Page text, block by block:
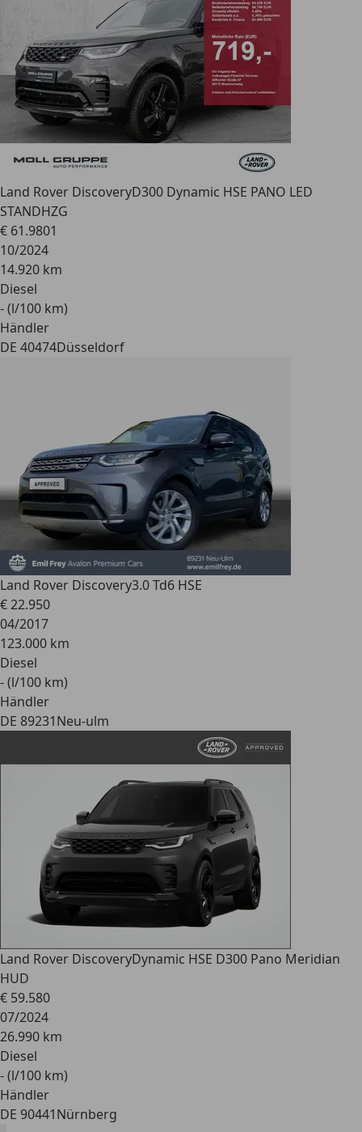
Land Rover DiscoveryD300 Dynamic HSE PANO LED
STANDHZG
€ 61.9801
10/2024
14.920 km
Diesel
- (l/100 km)
Händler
DE 40474Düsseldorf
Land Rover Discovery3.0 Td6 HSE
€ 22.950
04/2017
123.000 km
Diesel
- (l/100 km)
Händler
DE 89231Neu-ulm
Land Rover DiscoveryDynamic HSE D300 Pano Meridian
HUD
€ 59.580
07/2024
26.990 km
Diesel
- (l/100 km)
Händler
DE 90441Nürnberg